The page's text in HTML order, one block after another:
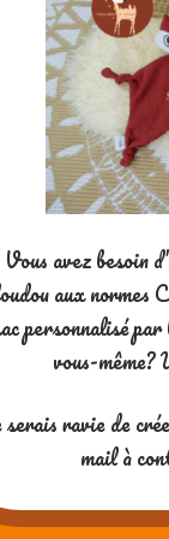
10
Vous avez besoin
aux normes
personnalisé
vous-même?
ravie de
mail à
Merci
aimez
pouvez